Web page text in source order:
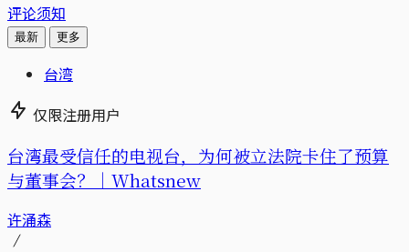
评论须知
最新 更多
台湾
仅限注册用户
台湾最受信任的电视台，为何被立法院卡住了预算
与董事会？｜Whatsnew
许涌森